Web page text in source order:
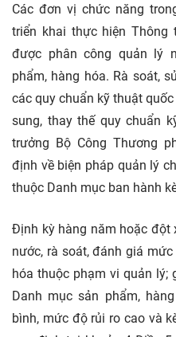
Các đơn vị chức năng
triển khai thực hiện Thông
được phân công quản lý
phẩm, hàng hóa. Rà soát,
các quy chuẩn kỹ thuật
sung, thay thế quy chuẩn
trưởng Bộ Công Thương
định về biện pháp quản lý
thuộc Danh mục ban hành
Định kỳ hàng năm hoặc đột
nước, rà soát, đánh giá
hóa thuộc phạm vi quản lý;
Danh mục sản phẩm,
bình, mức độ rủi ro cao và